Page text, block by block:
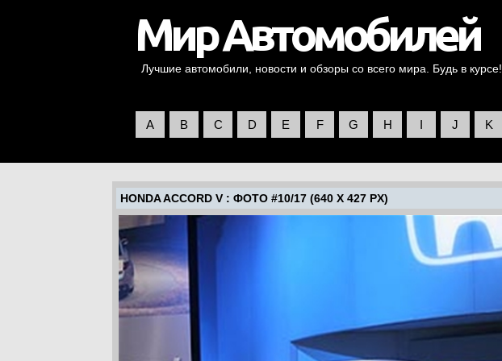
Лучшие автомобили, новости и обзоры со всего мира. Будь в курсе!
A B C D E F G H I J K
HONDA ACCORD V: ФОТО #10/17 (640 X 427 PX)